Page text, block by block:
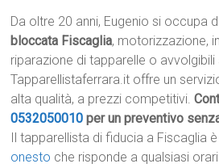
Da oltre 20 anni, Eugenio si occupa
bloccata Fiscaglia, motorizzazione,
riparazione di tapparelle o
Tapparellistaferrara.it offre un
alta qualità, a prezzi competitivi.
0532050010 per un preventivo
Il tapparellista di fiducia a Fiscaglia è
onesto che risponde a qualsiasi